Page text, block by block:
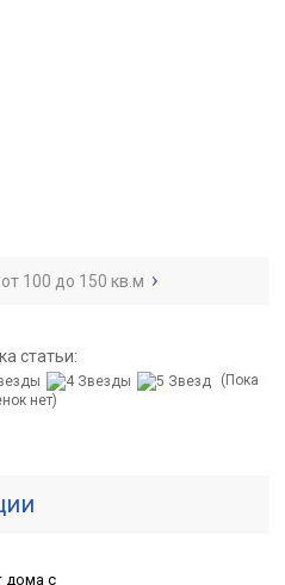
100 до 150 кв.м
статьи:
(Пока
нет)